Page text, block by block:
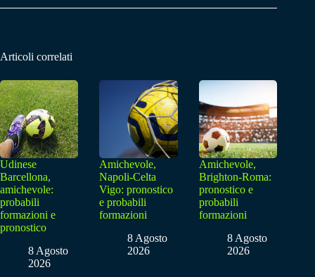
Articoli correlati
Udinese
Barcellona,
amichevole:
probabili
formazioni e
pronostico
8 Agosto
2026
Amichevole,
Napoli-Celta
Vigo: pronostico
e probabili
formazioni
8 Agosto
2026
Amichevole,
Brighton-Roma:
pronostico e
probabili
formazioni
8 Agosto
2026